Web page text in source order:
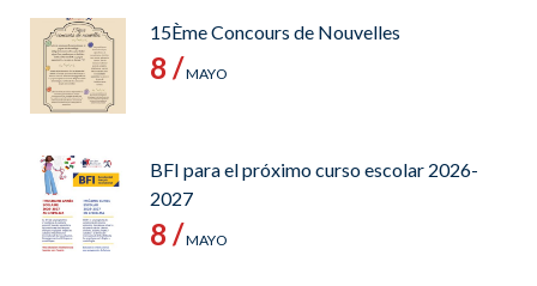
15Ème Concours de Nouvelles
8 /MAYO
BFI para el próximo curso escolar 2026-
2027
8 /MAYO